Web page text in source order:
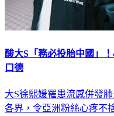
酸大S「務必投胎中國」
大S徐熙媛罹患流感併發